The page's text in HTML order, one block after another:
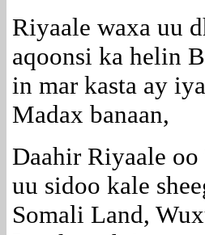
Riyaale waxa uu
aqoonsi ka helin
in mar kasta ay
Madax banaan,
Daahir Riyaale
uu sidoo kale
Somali Land,